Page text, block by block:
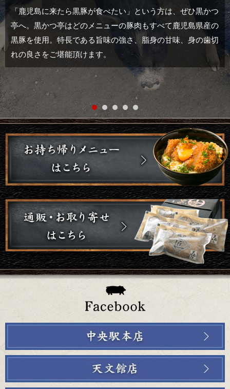
「鹿児島に来たら黒豚が食べたい」という方は、ぜひ黒かつ
亭へ。黒かつ亭はどのメニューの豚肉もすべて鹿児島県産の
黒豚を使用。特長である旨味の強さ、脂身の甘味、身の歯切
れの良さをご堪能頂けます。